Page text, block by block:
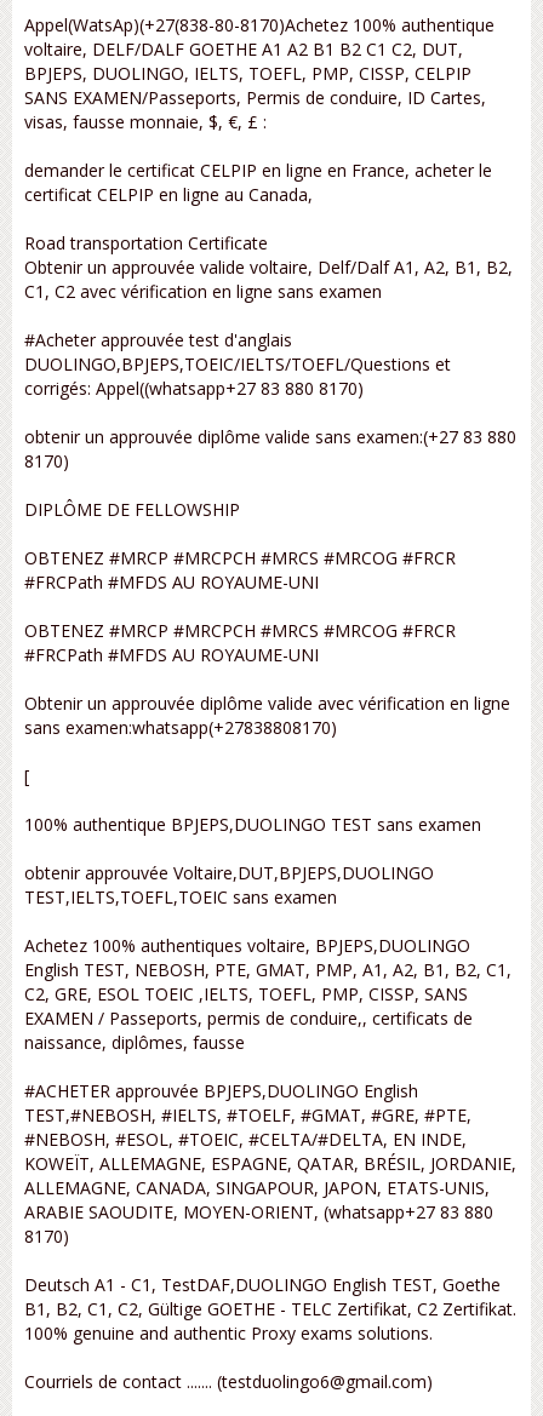
Appel(WatsAp)(+27(838-80-8170)Achetez 100% authentique
voltaire, DELF/DALF GOETHE A1 A2 B1 B2 C1 C2, DUT,
BPJEPS, DUOLINGO, IELTS, TOEFL, PMP, CISSP, CELPIP
SANS EXAMEN/Passeports, Permis de conduire, ID Cartes,
visas, fausse monnaie, $, €, £ :
demander le certificat CELPIP en ligne en France, acheter le
certificat CELPIP en ligne au Canada,
Road transportation Certificate
Obtenir un approuvée valide voltaire, Delf/Dalf A1, A2, B1, B2,
C1, C2 avec vérification en ligne sans examen
#Acheter approuvée test d'anglais
DUOLINGO,BPJEPS,TOEIC/IELTS/TOEFL/Questions et
corrigés: Appel((whatsapp+27 83 880 8170)
obtenir un approuvée diplôme valide sans examen:(+27 83 880
8170)
DIPLÔME DE FELLOWSHIP
OBTENEZ #MRCP #MRCPCH #MRCS #MRCOG #FRCR
#FRCPath #MFDS AU ROYAUME-UNI
OBTENEZ #MRCP #MRCPCH #MRCS #MRCOG #FRCR
#FRCPath #MFDS AU ROYAUME-UNI
Obtenir un approuvée diplôme valide avec vérification en ligne
sans examen:whatsapp(+27838808170)
[
100% authentique BPJEPS,DUOLINGO TEST sans examen
obtenir approuvée Voltaire,DUT,BPJEPS,DUOLINGO
TEST,IELTS,TOEFL,TOEIC sans examen
Achetez 100% authentiques voltaire, BPJEPS,DUOLINGO
English TEST, NEBOSH, PTE, GMAT, PMP, A1, A2, B1, B2, C1,
C2, GRE, ESOL TOEIC ,IELTS, TOEFL, PMP, CISSP, SANS
EXAMEN / Passeports, permis de conduire,, certificats de
naissance, diplômes, fausse
#ACHETER approuvée BPJEPS,DUOLINGO English
TEST,#NEBOSH, #IELTS, #TOELF, #GMAT, #GRE, #PTE,
#NEBOSH, #ESOL, #TOEIC, #CELTA/#DELTA, EN INDE,
KOWEÏT, ALLEMAGNE, ESPAGNE, QATAR, BRÉSIL, JORDANIE,
ALLEMAGNE, CANADA, SINGAPOUR, JAPON, ETATS-UNIS,
ARABIE SAOUDITE, MOYEN-ORIENT, (whatsapp+27 83 880
8170)
Deutsch A1 - C1, TestDAF,DUOLINGO English TEST, Goethe
B1, B2, C1, C2, Gültige GOETHE - TELC Zertifikat, C2 Zertifikat.
100% genuine and authentic Proxy exams solutions.
Courriels de contact ....... (testduolingo6@gmail.com)